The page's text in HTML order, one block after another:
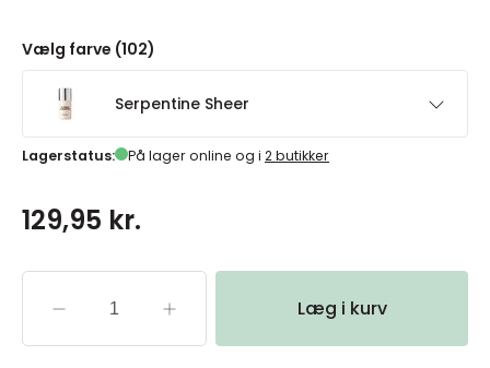
Vælg farve (102)
Serpentine Sheer
Lagerstatus: På lager online og i 2 butikker
129,95 kr.
Læg i kurv